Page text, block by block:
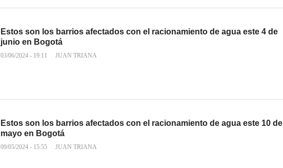
Estos son los barrios afectados con el racionamiento de agua este 4 de
junio en Bogotá
03/06/2024 - 19:11 JUAN TRIANA
Estos son los barrios afectados con el racionamiento de agua este 10 de
mayo en Bogotá
09/05/2024 - 15:55 JUAN TRIANA